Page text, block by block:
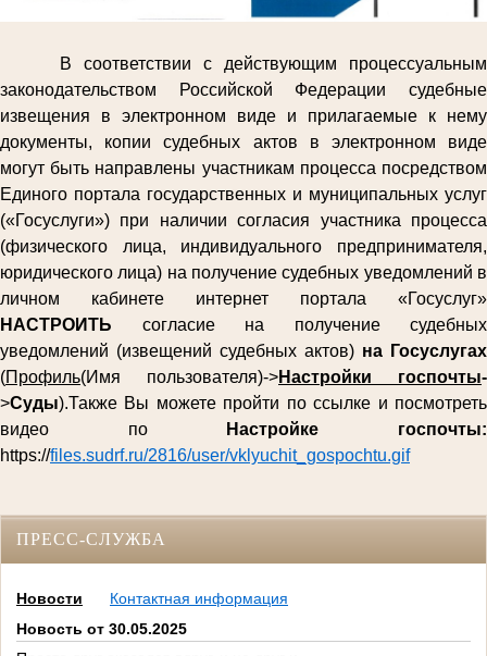
В соответствии с действующим процессуальным
законодательством Российской Федерации судебные
извещения в электронном виде и прилагаемые к нему
документы, копии судебных актов в электронном виде
могут быть направлены участникам процесса посредством
Единого портала государственных и муниципальных услуг
(«Госуслуги») при наличии согласия участника процесса
(физического лица, индивидуального предпринимателя,
юридического лица) на получение судебных уведомлений в
личном кабинете интернет портала «Госуслуг»
НАСТРОИТЬ согласие на получение судебных
уведомлений (извещений судебных актов) на Госуслугах
(Профиль(Имя пользователя)->Настройки госпочты-
>Суды).Также Вы можете пройти по ссылке и посмотреть
видео по
Настройке госпочты:
https://files.sudrf.ru/2816/user/vklyuchit_gospochtu.gif
ПРЕСС-СЛУЖБА
Новости
Контактная информация
Новость от 30.05.2025